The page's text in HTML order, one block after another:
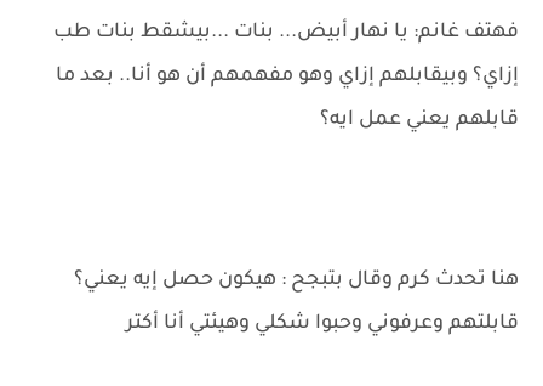
فهتف غانم: يا نهار أبيض... بنات ...بيشقط بنات طب
إزاي؟ وبيقابلهم إزاي وهو مفهمهم أن هو أنا.. بعد ما
قابلهم يعني عمل ايه؟
هنا تحدث كرم وقال بتبجح : هيكون حصل إيه يعني؟
قابلتهم وعرفوني وحبوا شكلي وهيئتي أنا أكتر